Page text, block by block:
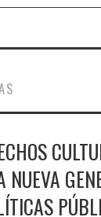
DE
NUEVA